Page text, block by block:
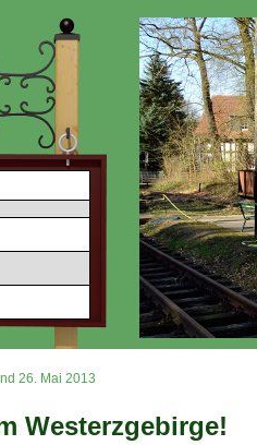
26. Mai 2013
Westerzgebirge!